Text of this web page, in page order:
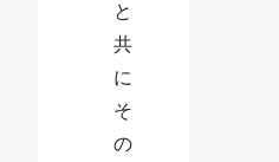
と
共
に
そ
の